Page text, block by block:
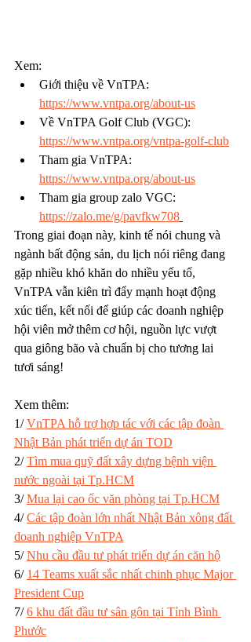
Xem:
Giới thiệu về VnTPA:
https://www.vntpa.org/about-us
Về VnTPA Golf Club (VGC):
https://www.vntpa.org/vntpa-golf-club
Tham gia VnTPA:
https://www.vntpa.org/about-us
Tham gia group zalo VGC:
https://zalo.me/g/pavfkw708
Trong giai đoạn này, kinh tế nói chung và
ngành bất động sản, du lịch nói riêng đang
gặp nhiều khó khăn do nhiều yếu tố,
VnTPA vẫn kiên trì đẩy mạnh hoạt động
xúc tiến, kết nối để giúp các doanh nghiệp
hội viên mở thêm cơ hội, nguồn lực vượt
qua giông bão và chuẩn bị cho tương lai
tươi sáng!
Xem thêm:
1/ VnTPA hỗ trợ hợp tác với các tập đoàn
Nhật Bản phát triển dự án TOD
2/ Tìm mua quỹ đất xây dựng bệnh viện
nước ngoài tại Tp.HCM
3/ Mua lại cao ốc văn phòng tại Tp.HCM
4/ Các tập đoàn lớn nhất Nhật Bản xông đất
doanh nghiệp VnTPA
5/ Nhu cầu đầu tư phát triển dự án căn hộ
6/ 14 Teams xuất sắc nhất chinh phục Major
President Cup
7/ 6 khu đất đầu tư sân gôn tại Tỉnh Bình
Phước